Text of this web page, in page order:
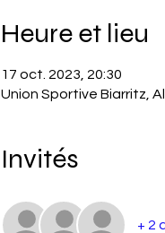
Heure et lieu
17 oct. 2023, 20:30
Union Sportive Biarritz,
Invités
+ 2